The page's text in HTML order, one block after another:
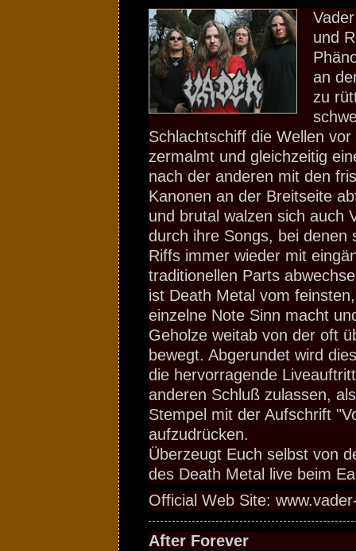
und
an
zu
Schlachtschiff die Wellen
zermalmt und gleichzeitig
nach der anderen mit den
Kanonen an der Breitseite
und brutal walzen sich auch
durch ihre Songs, bei denen
Riffs immer wieder mit
traditionellen Parts
ist Death Metal vom
einzelne Note Sinn macht
Geholze weitab von der oft
bewegt. Abgerundet wird
die hervorragende
anderen Schluß zulassen,
Stempel mit der Aufschrift
aufzudrücken.
Überzeugt Euch selbst von
des Death Metal live beim
Official Web Site:
After Forever